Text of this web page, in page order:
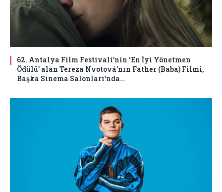
62. Antalya Film Festivali’nin ‘En İyi Yönetmen
Ödülü’ alan Tereza Nvotová’nın Father (Baba) Filmi,
Başka Sinema Salonları’nda…